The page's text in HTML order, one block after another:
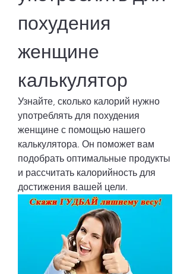
похудения
женщине
калькулятор
Узнайте, сколько калорий нужно
употреблять для похудения
женщине с помощью нашего
калькулятора. Он поможет вам
подобрать оптимальные продукты
и рассчитать калорийность для
достижения вашей цели.